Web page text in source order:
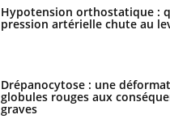
Hypotension orthostatique :
pression artérielle chute au
Drépanocytose : une
globules rouges aux
graves